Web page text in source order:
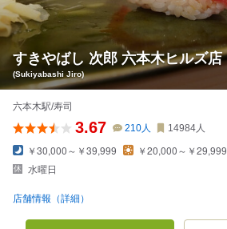
すきやばし 次郎 六本木ヒルズ店
(Sukiyabashi Jiro)
六本木駅/寿司
3.67 210人 14984人
￥30,000～￥39,999
￥20,000～￥29,999
水曜日
店舗情報（詳細）